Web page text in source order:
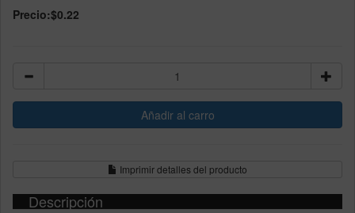
Precio:$0.22
Imprimir detalles del producto
Descripción